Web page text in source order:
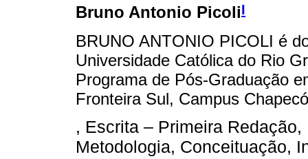
Bruno Antonio PicoliI
BRUNO ANTONIO PICOLI é
Universidade Católica do Rio
Programa de Pós-Graduação
Fronteira Sul, Campus
, Escrita – Primeira
Metodologia, Conceituação,